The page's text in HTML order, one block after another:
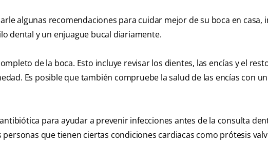
algunas recomendaciones para cuidar mejor de su boca en casa,
dental y un enjuague bucal diariamente.
de la boca. Esto incluye revisar los dientes, las encías y el
Es posible que también compruebe la salud de las encías con
para ayudar a prevenir infecciones antes de la consulta
personas que tienen ciertas condiciones cardiacas como prótesis